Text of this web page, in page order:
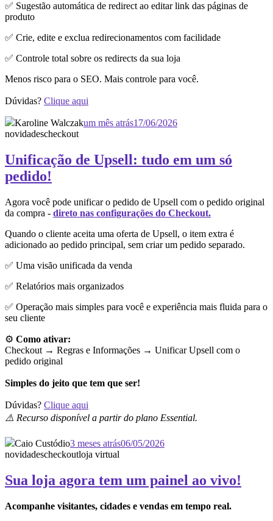
✅ Sugestão automática de redirect ao editar link das páginas de
produto
✅ Crie, edite e exclua redirecionamentos com facilidade
✅ Controle total sobre os redirects da sua loja
Menos risco para o SEO. Mais controle para você.
Dúvidas? Clique aqui
Karoline Walczakum mês atrás17/06/2026
novidadescheckout
Unificação de Upsell: tudo em um só
pedido!
Agora você pode unificar o pedido de Upsell com o pedido original
da compra - direto nas configurações do Checkout.
Quando o cliente aceita uma oferta de Upsell, o item extra é
adicionado ao pedido principal, sem criar um pedido separado.
✅ Uma visão unificada da venda
✅ Relatórios mais organizados
✅ Operação mais simples para você e experiência mais fluida para o
seu cliente
⚙️ Como ativar:
Checkout → Regras e Informações → Unificar Upsell com o
pedido original
Simples do jeito que tem que ser!
Dúvidas? Clique aqui
⚠️ Recurso disponível a partir do plano Essential.
Caio Custódio3 meses atrás06/05/2026
novidadescheckoutloja virtual
Sua loja agora tem um painel ao vivo!
Acompanhe visitantes, cidades e vendas em tempo real.